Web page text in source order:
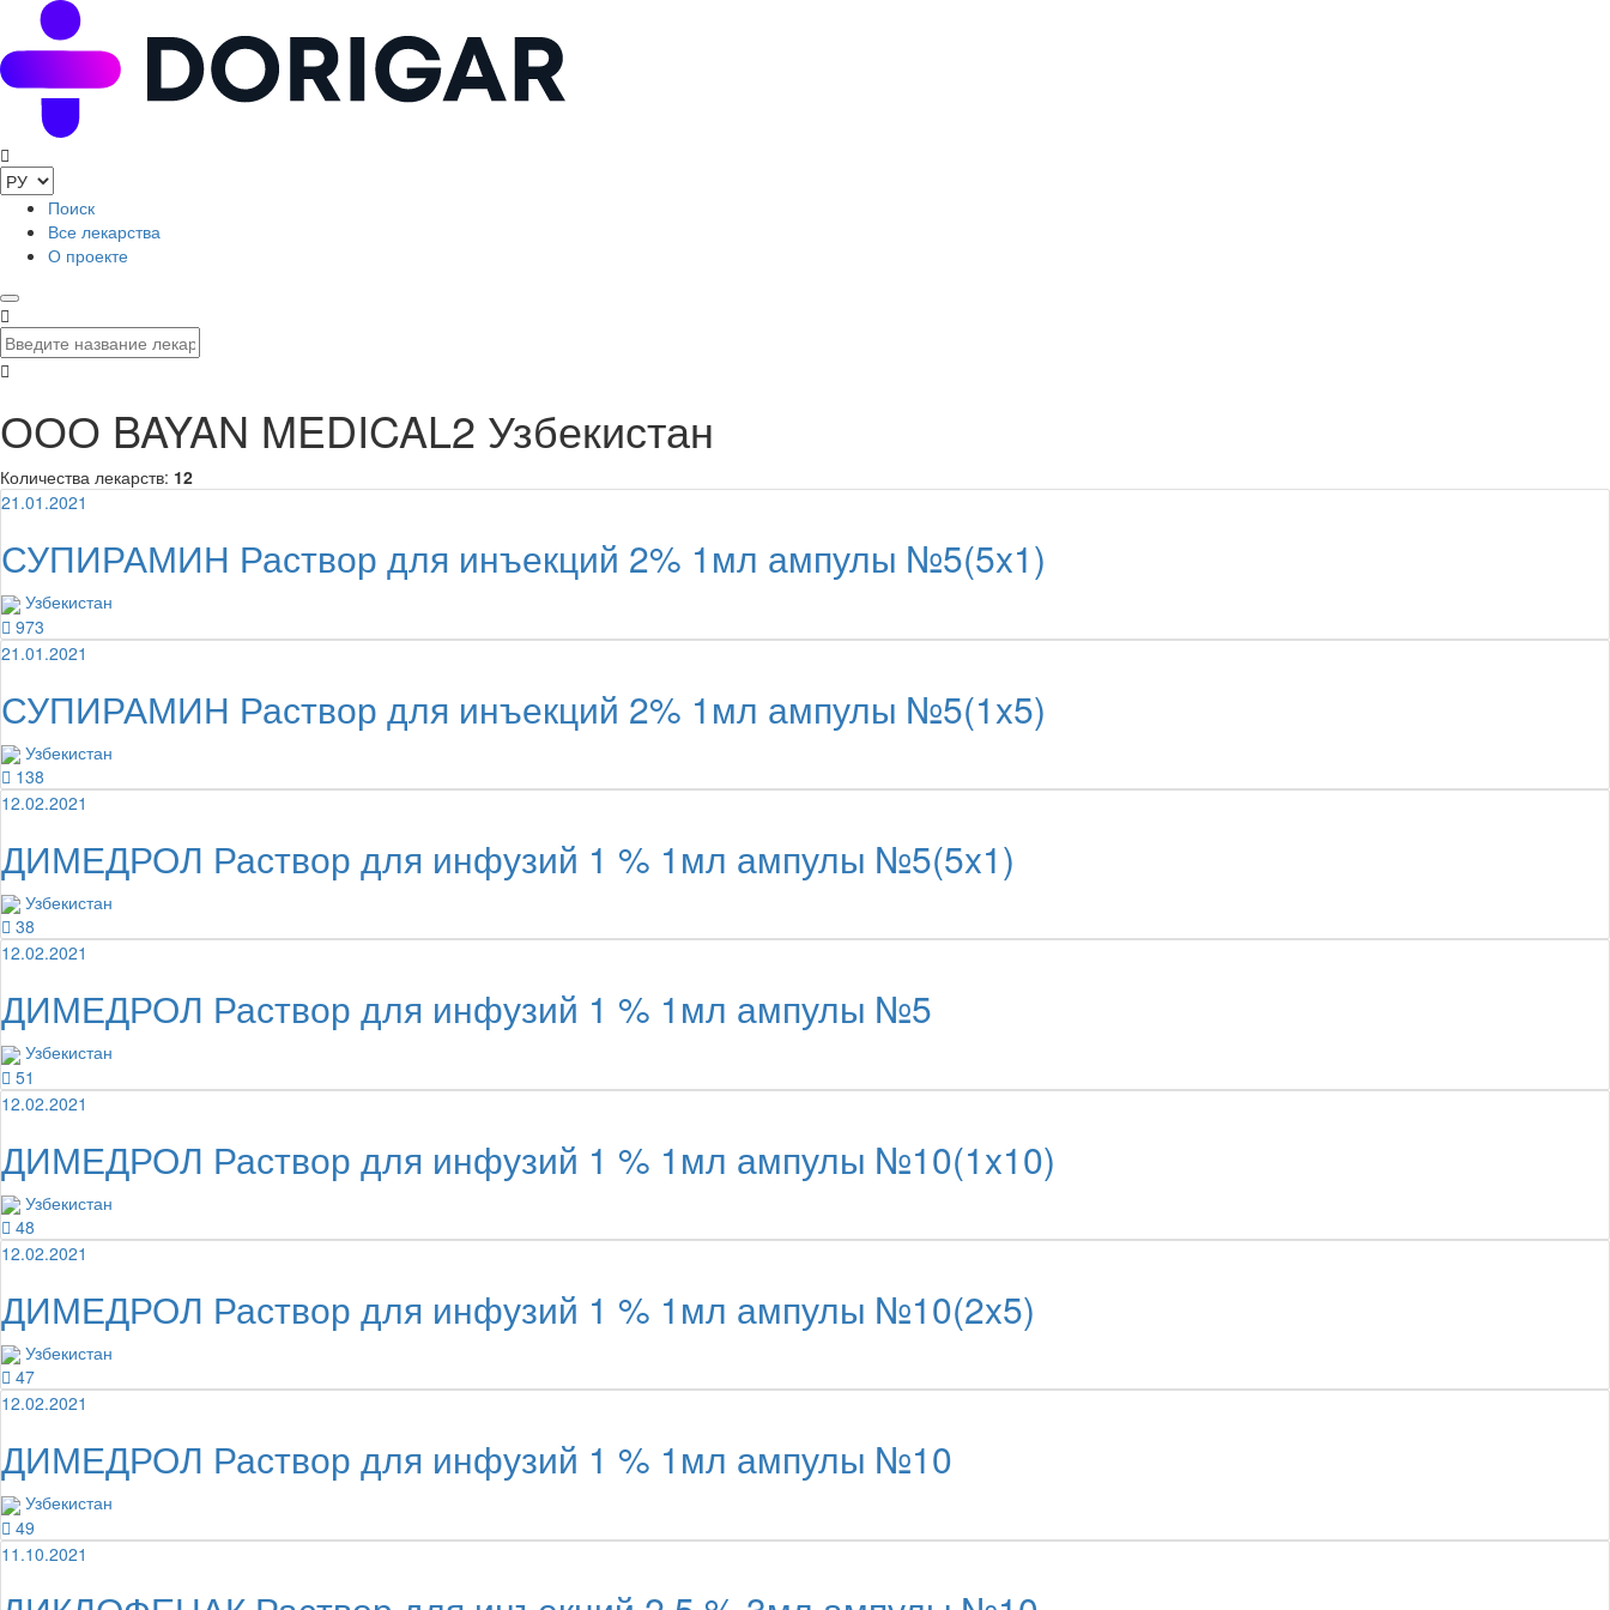
Поиск
Все лекарства
О проекте
ООО BAYAN MEDICAL2 Узбекистан
Количества лекарств: 12
21.01.2021
СУПИРАМИН Раствор для инъекций 2% 1мл ампулы №5(5x1)
Узбекистан
973
21.01.2021
СУПИРАМИН Раствор для инъекций 2% 1мл ампулы №5(1x5)
Узбекистан
138
12.02.2021
ДИМЕДРОЛ Раствор для инфузий 1 % 1мл ампулы №5(5x1)
Узбекистан
38
12.02.2021
ДИМЕДРОЛ Раствор для инфузий 1 % 1мл ампулы №5
Узбекистан
51
12.02.2021
ДИМЕДРОЛ Раствор для инфузий 1 % 1мл ампулы №10(1x10)
Узбекистан
48
12.02.2021
ДИМЕДРОЛ Раствор для инфузий 1 % 1мл ампулы №10(2x5)
Узбекистан
47
12.02.2021
ДИМЕДРОЛ Раствор для инфузий 1 % 1мл ампулы №10
Узбекистан
49
11.10.2021